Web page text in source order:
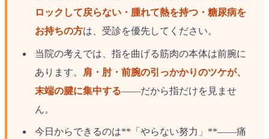
ロックして戻らない・腫れて熱を持つ・糖尿病を
お持ちの方は、受診を優先してください。
当院の考えでは、指を曲げる筋肉の本体は前腕に
あります。
肩・肘・前腕の引っかかりのツケが、
末端の腱に集中する——だから指だけを見ませ
ん。
今日からできるのは**「やらない努力」**——痛